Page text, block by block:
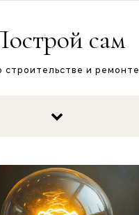
сам
строительстве и ремонте